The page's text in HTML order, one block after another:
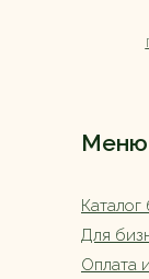
Меню
Каталог
Оплата
Для